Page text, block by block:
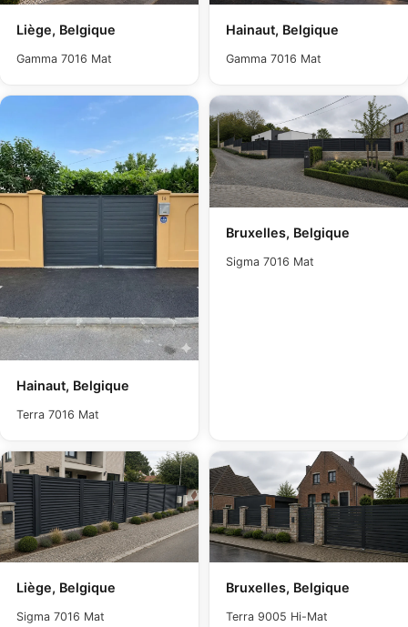
Liège, Belgique
Gamma 7016 Mat
Hainaut, Belgique
Gamma 7016 Mat
Hainaut, Belgique
Terra 7016 Mat
Bruxelles, Belgique
Sigma 7016 Mat
Liège, Belgique
Sigma 7016 Mat
Bruxelles, Belgique
Terra 9005 Hi-Mat